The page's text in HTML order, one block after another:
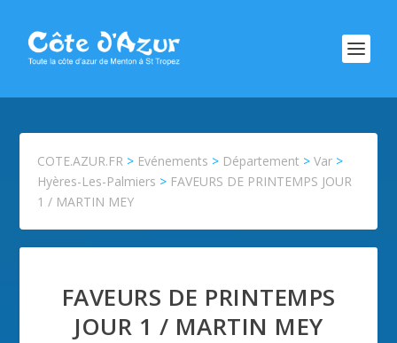
COTE.AZUR.FR > Evénements > Département >Var >
Hyères-Les-Palmiers > FAVEURS DE PRINTEMPS JOUR
1 / MARTIN MEY
FAVEURS DE PRINTEMPS
JOUR 1 / MARTIN MEY